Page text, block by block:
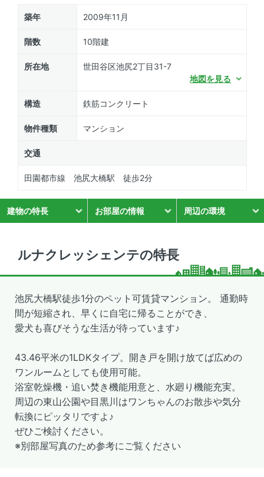
築年 2009年11月
階数 10階建
所在地
世田谷区池尻2丁目31-7
地図を見る
構造 鉄筋コンクリート
物件種類 マンション
交通
田園都市線 池尻大橋駅 徒歩2分
建物の特長 お部屋の情報 周辺の環境
ルナクレッシェンテの特長
池尻大橋駅徒歩1分のペット可賃貸マンション。 通勤時
間が短縮され、早くに自宅に帰ることができ、
愛犬も喜びそうな生活が待っています♪
43.46平米の1LDKタイプ。開き戸を開け放てば広めの
ワンルームとしても使用可能。
浴室乾燥機・追い焚き機能用意と、水廻り機能充実。
周辺の東山公園や目黒川はワンちゃんのお散歩や気分
転換にピッタリですよ♪
ぜひご検討ください。
※別部屋写真のため参考にご覧ください